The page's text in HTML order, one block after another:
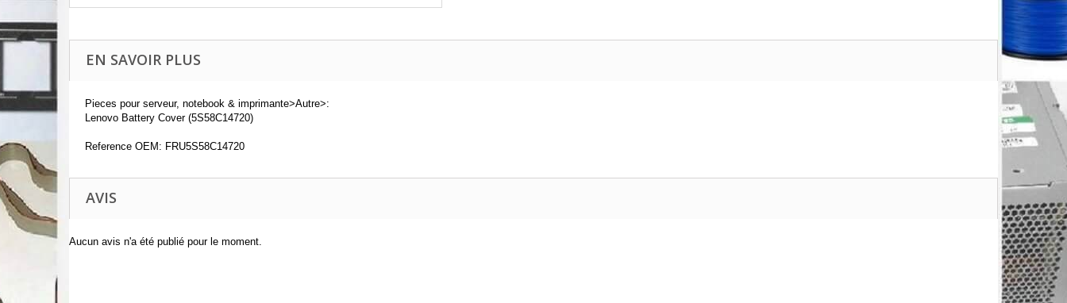
EN SAVOIR PLUS
Pieces pour serveur, notebook & imprimante>Autre>:
Lenovo Battery Cover (5S58C14720)
Reference OEM: FRU5S58C14720
AVIS
Aucun avis n'a été publié pour le moment.